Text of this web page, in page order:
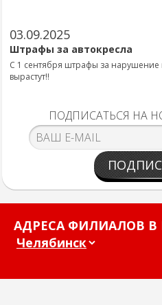
03.09.2025
Штрафы за автокресла
С 1 сентября штрафы за нарушение
вырастут!!
ПОДПИСАТЬСЯ НА
АДРЕСА ФИЛИАЛОВ В